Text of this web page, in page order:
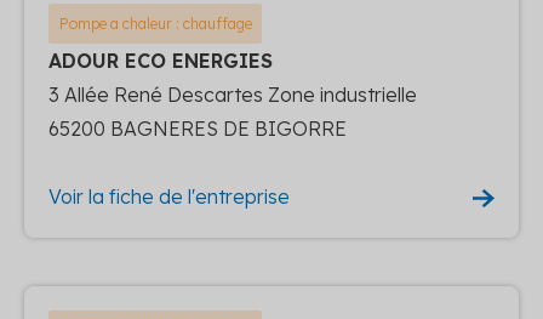
Pompe a chaleur : chauffage
ADOUR ECO ENERGIES
3 Allée René Descartes Zone industrielle
65200 BAGNERES DE BIGORRE
Voir la fiche de l'entreprise